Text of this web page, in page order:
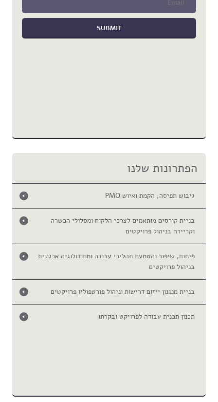
הפתרונות שלנו
גיבוש תפיסה, הקמת ואיוש PMO
בניית קורסים מותאמים לצרכי הלקוח ומסלולי הכשרה
וקריירה בניהול פרויקטים
פיתוח, שיפור והטמעת תהליכי עבודה ומתודולוגיה ארגונית
בניהול פרויקטים
בניית מנגנון ייזום דרישות וניהול פורטפוליו פרויקטים
תכנון תכנית עבודה לפרויקט ובקרתו